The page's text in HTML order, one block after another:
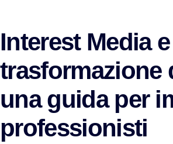
Interest Media e
trasformazione
una guida per
professionisti